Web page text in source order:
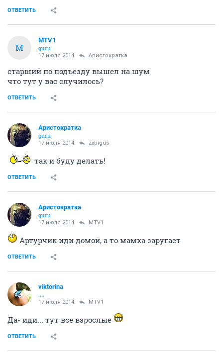
ОТВЕТИТЬ
M
MTV1
guru
17 июля 2014 Аристократка
старший по подъезду вышел на шум
что тут у вас случилось?
ОТВЕТИТЬ
Аристократка
guru
17 июля 2014 zxbigus
так и буду делать!
ОТВЕТИТЬ
Аристократка
guru
17 июля 2014 MTV1
Артурчик иди домой, а то мамка заругает
ОТВЕТИТЬ
viktorina
17 июля 2014 MTV1
Да- иди... тут все взрослые
ОТВЕТИТЬ